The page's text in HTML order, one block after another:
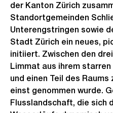
der Kanton Zürich
Standortgemeinden
Unterengstringen sowie
Stadt Zürich ein neues,
initiiert. Zwischen den
Limmat aus ihrem
und einen Teil des
einst genommen wurde.
Flusslandschaft, die sich